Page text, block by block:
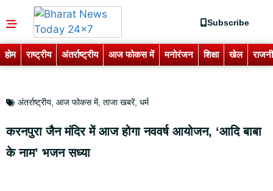
Subscribe
होम राष्ट्रीय अंतर्राष्ट्रीय आज फोकस में मनोरंजन शिक्षा खेल
अंतर्राष्ट्रीय आज फोकस में, ताजा खबरें, धर्म
करनपुरा जैन मंदिर में आज होगा नववर्ष आयोजन, ‘आदि बाबा
के नाम’ भजन सध्या